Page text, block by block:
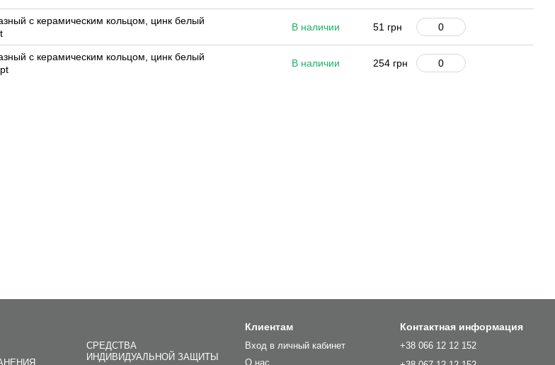
с керамическим кольцом, цинк белый
В наличии 51 грн
с керамическим кольцом, цинк белый
В наличии 254 грн
СРЕДСТВА
ИНДИВИДУАЛЬНОЙ ЗАЩИТЫ
Клиентам
Вход в личный кабинет
О нас
Контактная информация
+38 066 12 12 152